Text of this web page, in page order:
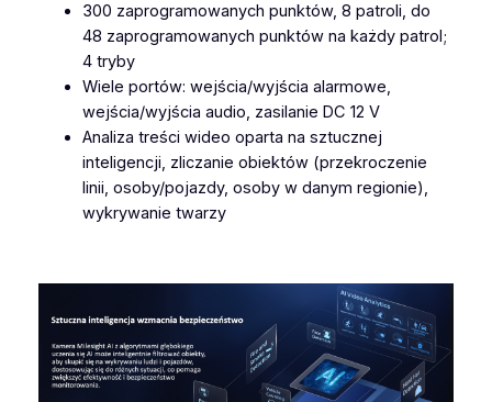
300 zaprogramowanych punktów, 8 patroli, do
48 zaprogramowanych punktów na każdy patrol;
4 tryby
Wiele portów: wejścia/wyjścia alarmowe,
wejścia/wyjścia audio, zasilanie DC 12 V
Analiza treści wideo oparta na sztucznej
inteligencji, zliczanie obiektów (przekroczenie
linii, osoby/pojazdy, osoby w danym regionie),
wykrywanie twarzy